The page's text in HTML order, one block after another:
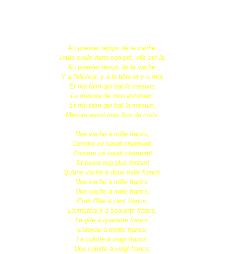
Au premier temps de la vache,
Toute seule dans son pré, elle est là,
Au premier temps de la vache,
Y a l'éleveur, y a la bête et y a moi,
Et ma faim qui bat la mesure,
La mesure de mon estomac,
Et ma faim qui bat la mesure,
Mesure aussi mes fins de mois.
Une vache à mille francs,
Comme ce serait charmant,
Comme ce serait charmant
Et beaucoup plus tentant
Qu'une vache à deux mille francs,
Une vache à mille francs.
Une vache à mille francs,
F'rait l'filet à cent francs,
L'rumsteack à soixante francs,
Le gîte à quarante francs,
L'aloyau à trente francs,
La culotte à vingt francs.
Une culotte à vingt francs,